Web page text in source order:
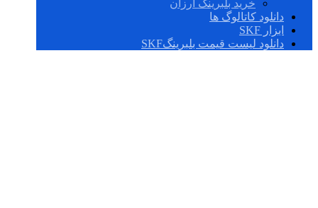
خرید بلبرینگ ارزان
دانلود کاتالوگ ها
ابزار SKF
دانلود لیست قیمت بلبرینگSKF